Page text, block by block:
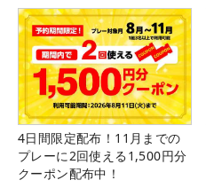
4日間限定配布！11月までの
プレーに2回使える1,500円分
クーポン配布中！